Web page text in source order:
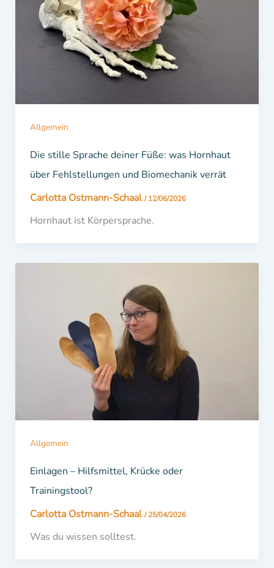
Allgemein
Die stille Sprache deiner Füße: was Hornhaut
über Fehlstellungen und Biomechanik verrät
Carlotta Ostmann-Schaal/12/06/2026
Hornhaut ist Körpersprache.
Allgemein
Einlagen – Hilfsmittel, Krücke oder
Trainingstool?
Carlotta Ostmann-Schaal/25/04/2026
Was du wissen solltest.